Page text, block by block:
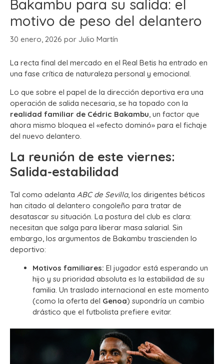
Bakambu para su salida: el
motivo de peso del delantero
30 enero, 2026 por Julio Martín
La recta final del mercado en el Real Betis ha entrado en
una fase crítica de naturaleza personal y emocional.
Lo que sobre el papel de la dirección deportiva era una
operación de salida necesaria, se ha topado con la
realidad familiar de Cédric Bakambu, un factor que
ahora mismo bloquea el «efecto dominó» para el fichaje
del nuevo delantero.
La reunión de este viernes:
Salida-estabilidad
Tal como adelanta ABC de Sevilla, los dirigentes béticos
han citado al delantero congoleño para tratar de
desatascar su situación. La postura del club es clara:
necesitan que salga para liberar masa salarial. Sin
embargo, los argumentos de Bakambu trascienden lo
deportivo:
Motivos familiares: El jugador está esperando un
hijo y su prioridad absoluta es la estabilidad de su
familia. Un traslado internacional en este momento
(como la oferta del Genoa) supondría un cambio
drástico que el futbolista prefiere evitar.